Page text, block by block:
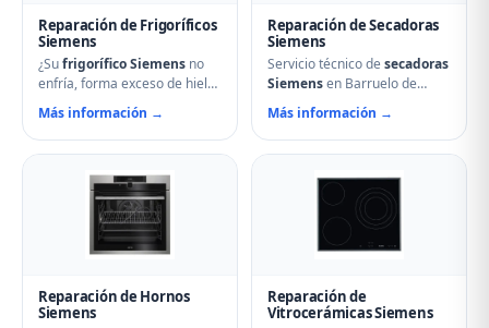
Reparación de Frigoríficos
Siemens
¿Sufrigorífico Siemens no
enfría, forma exceso de hielo
o hace ruidos extraños?
Nuestros técnicos en
Barruelo de Santullán
termostatos, sistemas No
Frost, fugas de gas
refrigerante y problemas de
descarche. Servicio urgente
para evitar pérdida de
Más información →
Reparación de Secadoras
Siemens
Servicio técnico de secadoras
Siemensen Barruelo de
Santullán. Reparamos
problemas de calentamiento,
tambor que no gira,
condensadores averiados y
fallos en el secado.
Mantenimiento preventivo y
limpieza de filtros incluido en
Más información →
Reparación de Hornos
Siemens
Reparación de
Vitrocerámicas Siemens